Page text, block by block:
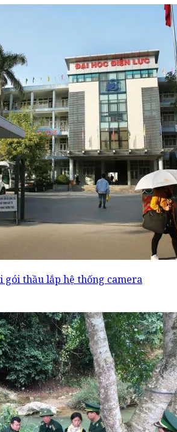
thầu lắp hệ thống camera